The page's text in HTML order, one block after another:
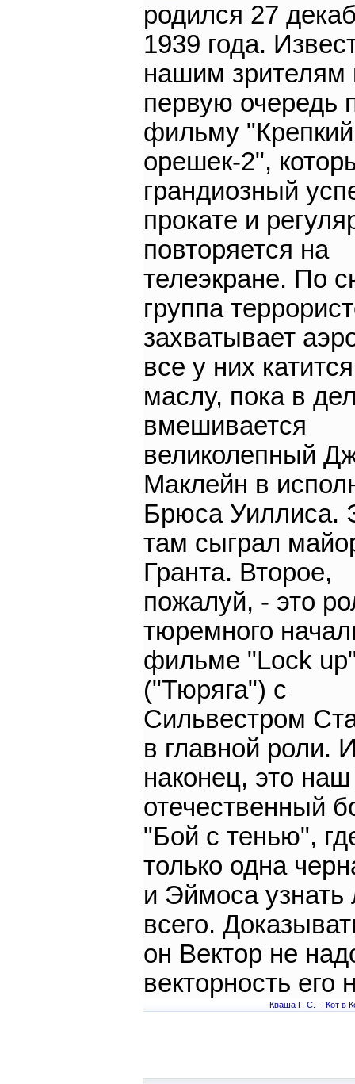
родился 27
1939 года.
нашим зрителям
первую очередь
фильму "Крепкий
орешек-2",
грандиозный
прокате и
повторяется на
телеэкране. По
группа
захватывает
все у них
маслу, пока в
вмешивается
великолепный
Маклейн в
Брюса Уиллиса.
там сыграл
Гранта. Второе,
пожалуй, - это
тюремного
фильме "Lock
("Тюряга") с
Сильвестром
в главной роли.
наконец, это наш
отечественный
"Бой с тенью",
только одна
и Эймоса узнать
всего.
он Вектор не
векторность его
Кваша Г. С. · Кот в